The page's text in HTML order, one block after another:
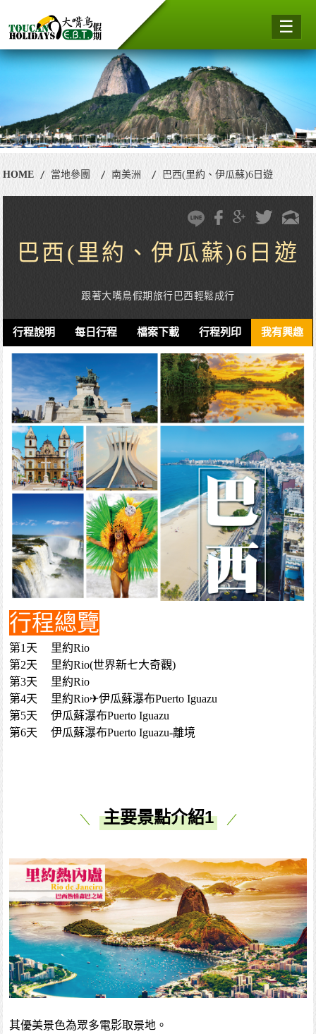
☰
HOME 當地參團 南美洲 巴西(里約、伊瓜蘇)6日遊
巴西(里約、伊瓜蘇)6日遊
跟著大嘴鳥假期旅行巴西輕鬆成行
行程說明 每日行程 檔案下載 行程列印 我有興趣
行程總覽
第1天
里約Rio
第2天
里約Rio(世界新七大奇觀)
第3天
里約Rio
第4天
里約Rio✈伊瓜蘇瀑布Puerto Iguazu
第5天
伊瓜蘇瀑布Puerto Iguazu
第6天
伊瓜蘇瀑布Puerto Iguazu-離境
主要景點介紹1
其優美景色為眾多電影取景地。